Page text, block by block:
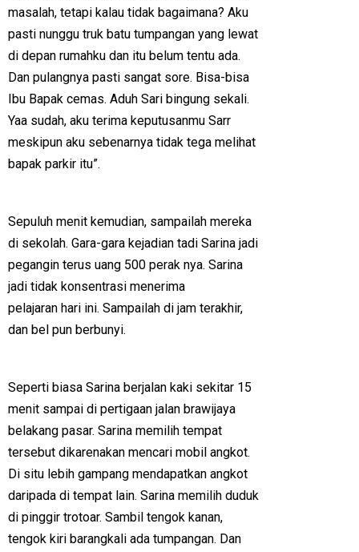
masalah, tetapi kalau tidak bagaimana? Aku
pasti nunggu truk batu tumpangan yang lewat
di depan rumahku dan itu belum tentu ada.
Dan pulangnya pasti sangat sore. Bisa-bisa
Ibu Bapak cemas. Aduh Sari bingung sekali.
Yaa sudah, aku terima keputusanmu Sarr
meskipun aku sebenarnya tidak tega melihat
bapak parkir itu”.
Sepuluh menit kemudian, sampailah mereka
di sekolah. Gara-gara kejadian tadi Sarina jadi
pegangin terus uang 500 perak nya. Sarina
jadi tidak konsentrasi menerima
pelajaran hari ini. Sampailah di jam terakhir,
dan bel pun berbunyi.
Seperti biasa Sarina berjalan kaki sekitar 15
menit sampai di pertigaan jalan brawijaya
belakang pasar. Sarina memilih tempat
tersebut dikarenakan mencari mobil angkot.
Di situ lebih gampang mendapatkan angkot
daripada di tempat lain. Sarina memilih duduk
di pinggir trotoar. Sambil tengok kanan,
tengok kiri barangkali ada tumpangan. Dan